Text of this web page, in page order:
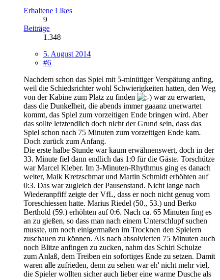
Erhaltene Likes
9
Beiträge
1.348
5. August 2014
#6
Nachdem schon das Spiel mit 5-minütiger Verspätung anfing,
weil die Schiedsrichter wohl Schwierigkeiten hatten, den Weg
von der Kabine zum Platz zu finden
war zu erwarten,
dass die Dunkelheit, die abends immer gaaanz unerwartet
kommt, das Spiel zum vorzeitigen Ende bringen wird. Aber
das sollte letztendlich doch nicht der Grund sein, dass das
Spiel schon nach 75 Minuten zum vorzeitigen Ende kam.
Doch zurück zum Anfang.
Die erste halbe Stunde war kaum erwähnenswert, doch in der
33. Minute fiel dann endlich das 1:0 für die Gäste. Torschütze
war Marcel Kleber. Im 3-Minuten-Rhythmus ging es danach
weiter, Maik Kretzschmar und Martin Schmidt erhöhten auf
0:3. Das war zugleich der Pausenstand. Nicht lange nach
Wiederanpfiff zeigte der VfL, dass er noch nicht genug vom
Toreschiessen hatte. Marius Riedel (50., 53.) und Berko
Berthold (59.) erhöhten auf 0:6. Nach ca. 65 Minuten fing es
an zu gießen, so dass man nach einem Unterschlupf suchen
musste, um noch einigermaßen im Trocknen den Spielern
zuschauen zu können. Als nach absolvierten 75 Minuten auch
noch Blitze anfingen zu zucken, nahm das Schiri Schulze
zum Anlaß, dem Treiben ein sofortiges Ende zu setzen. Damit
waren alle zufrieden, denn zu sehen war eh' nicht mehr viel,
die Spieler wollten sicher auch lieber eine warme Dusche als